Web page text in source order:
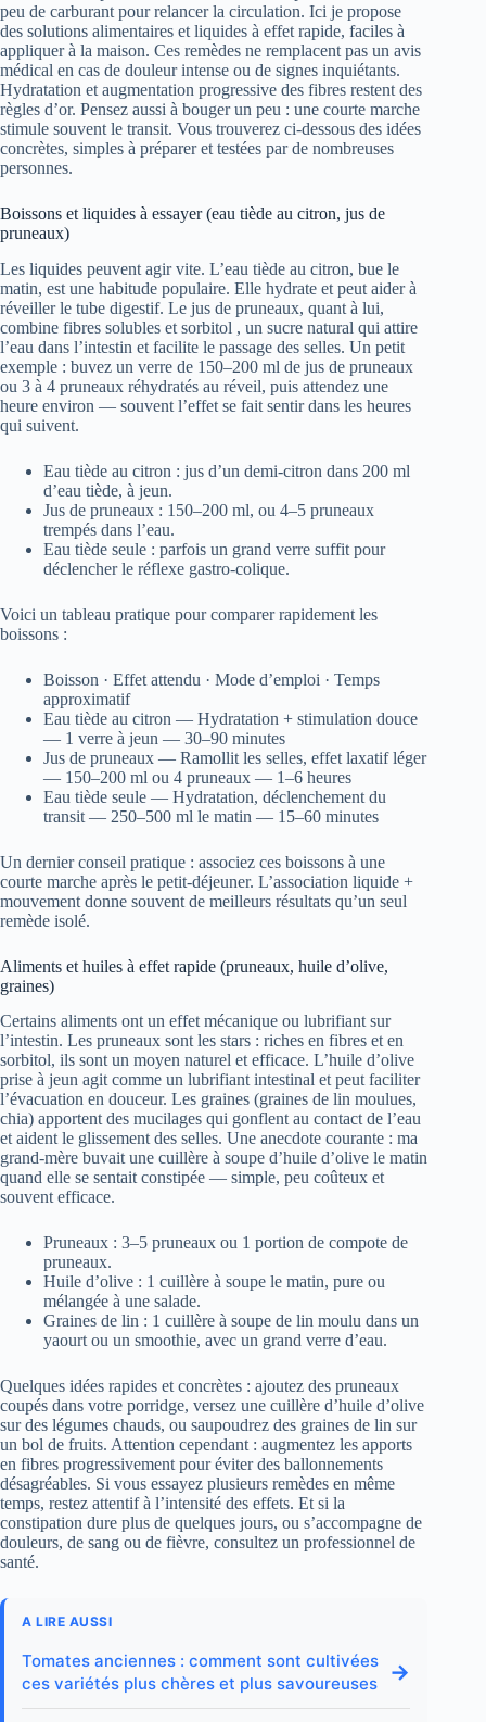
peu de carburant pour relancer la circulation. Ici je propose
des solutions alimentaires et liquides à effet rapide, faciles à
appliquer à la maison. Ces remèdes ne remplacent pas un avis
médical en cas de douleur intense ou de signes inquiétants.
Hydratation et augmentation progressive des fibres restent des
règles d’or. Pensez aussi à bouger un peu : une courte marche
stimule souvent le transit. Vous trouverez ci-dessous des idées
concrètes, simples à préparer et testées par de nombreuses
personnes.
Boissons et liquides à essayer (eau tiède au citron, jus de
pruneaux)
Les liquides peuvent agir vite. L’eau tiède au citron, bue le
matin, est une habitude populaire. Elle hydrate et peut aider à
réveiller le tube digestif. Le jus de pruneaux, quant à lui,
combine fibres solubles et sorbitol , un sucre natural qui attire
l’eau dans l’intestin et facilite le passage des selles. Un petit
exemple : buvez un verre de 150–200 ml de jus de pruneaux
ou 3 à 4 pruneaux réhydratés au réveil, puis attendez une
heure environ — souvent l’effet se fait sentir dans les heures
qui suivent.
Eau tiède au citron : jus d’un demi-citron dans 200 ml
d’eau tiède, à jeun.
Jus de pruneaux : 150–200 ml, ou 4–5 pruneaux
trempés dans l’eau.
Eau tiède seule : parfois un grand verre suffit pour
déclencher le réflexe gastro‑colique.
Voici un tableau pratique pour comparer rapidement les
boissons :
Boisson · Effet attendu · Mode d’emploi · Temps
approximatif
Eau tiède au citron — Hydratation + stimulation douce
— 1 verre à jeun — 30–90 minutes
Jus de pruneaux — Ramollit les selles, effet laxatif léger
— 150–200 ml ou 4 pruneaux — 1–6 heures
Eau tiède seule — Hydratation, déclenchement du
transit — 250–500 ml le matin — 15–60 minutes
Un dernier conseil pratique : associez ces boissons à une
courte marche après le petit-déjeuner. L’association liquide +
mouvement donne souvent de meilleurs résultats qu’un seul
remède isolé.
Aliments et huiles à effet rapide (pruneaux, huile d’olive,
graines)
Certains aliments ont un effet mécanique ou lubrifiant sur
l’intestin. Les pruneaux sont les stars : riches en fibres et en
sorbitol, ils sont un moyen naturel et efficace. L’huile d’olive
prise à jeun agit comme un lubrifiant intestinal et peut faciliter
l’évacuation en douceur. Les graines (graines de lin moulues,
chia) apportent des mucilages qui gonflent au contact de l’eau
et aident le glissement des selles. Une anecdote courante : ma
grand‑mère buvait une cuillère à soupe d’huile d’olive le matin
quand elle se sentait constipée — simple, peu coûteux et
souvent efficace.
Pruneaux : 3–5 pruneaux ou 1 portion de compote de
pruneaux.
Huile d’olive : 1 cuillère à soupe le matin, pure ou
mélangée à une salade.
Graines de lin : 1 cuillère à soupe de lin moulu dans un
yaourt ou un smoothie, avec un grand verre d’eau.
Quelques idées rapides et concrètes : ajoutez des pruneaux
coupés dans votre porridge, versez une cuillère d’huile d’olive
sur des légumes chauds, ou saupoudrez des graines de lin sur
un bol de fruits. Attention cependant : augmentez les apports
en fibres progressivement pour éviter des ballonnements
désagréables. Si vous essayez plusieurs remèdes en même
temps, restez attentif à l’intensité des effets. Et si la
constipation dure plus de quelques jours, ou s’accompagne de
douleurs, de sang ou de fièvre, consultez un professionnel de
santé.
A LIRE AUSSI
Tomates anciennes : comment sont cultivées
ces variétés plus chères et plus savoureuses
→